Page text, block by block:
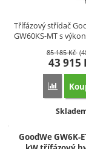
Třífázový střídač
GW60KS-MT s
85 185Kč
43 915
Přidat
GoodWe GW6K-